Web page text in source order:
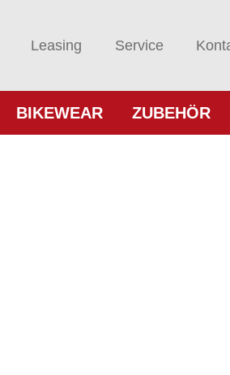
Leasing Service
BIKEWEAR ZUBEHÖR